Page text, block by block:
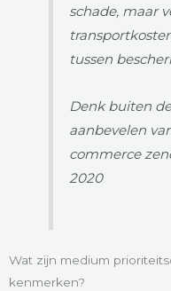
schade, maar
tussen
Denk buiten
aanbevelen
commerce
2020
Wat zijn medium
kenmerken?